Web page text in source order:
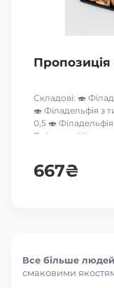
Складові: 🍣
🍣 Філадельфія з
0,5 🍣
Ямірол 🍣 Чіз рол
собою не
667₴
Все більше
смаковими